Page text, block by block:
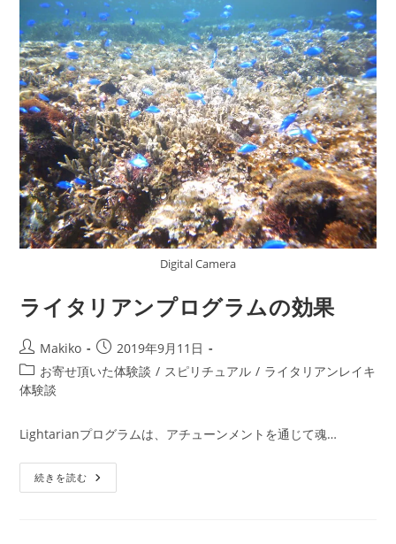
ィ
ッ
ク
ブ
ー
ス
ト
体
験
談
Digital Camera
ライタリアンプログラムの効果
投
稿
者:
Makiko
投
稿
2019年9月11日
投
稿
テ
ゴ
リ
ー:
お寄せ頂いた体験談 / スピリチュアル / ライタリアンレイキ
体験談
Lightarianプログラムは、アチューンメントを通じて魂…
続きを読む ラ
イ